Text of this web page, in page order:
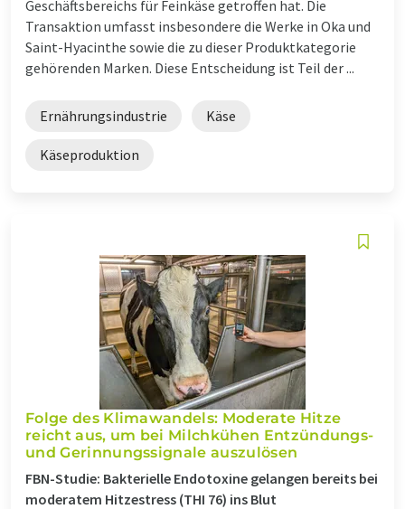
Geschäftsbereichs für Feinkäse getroffen hat. Die
Transaktion umfasst insbesondere die Werke in Oka und
Saint-Hyacinthe sowie die zu dieser Produktkategorie
gehörenden Marken. Diese Entscheidung ist Teil der ...
Ernährungsindustrie Käse
Käseproduktion
Folge des Klimawandels: Moderate Hitze
reicht aus, um bei Milchkühen Entzündungs-
und Gerinnungssignale auszulösen
FBN-Studie: Bakterielle Endotoxine gelangen bereits bei
moderatem Hitzestress (THI 76) ins Blut